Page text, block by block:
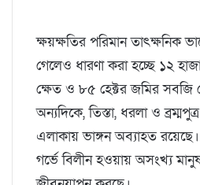
ক্ষয়ক্ষতির পরিমান তাৎক্ষনিক
গেলেও ধারণা করা হচ্ছে ১২
ক্ষেত ও ৮৫ হেক্টর জমির সবজি
অন্যদিকে, তিস্তা, ধরলা ও
এলাকায় ভাঙ্গন অব্যাহত
গর্ভে বিলীন হওয়ায় অসংখ্য মানুষ